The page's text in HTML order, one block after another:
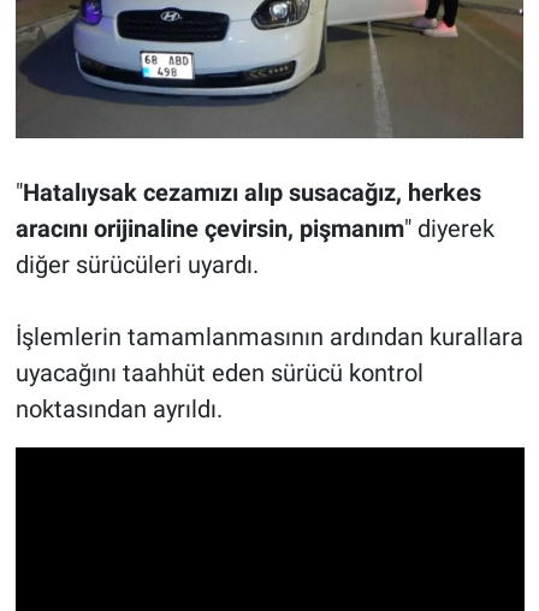
"Hatalıysak cezamızı alıp susacağız, herkes
aracını orijinaline çevirsin, pişmanım" diyerek
diğer sürücüleri uyardı.
İşlemlerin tamamlanmasının ardından kurallara
uyacağını taahhüt eden sürücü kontrol
noktasından ayrıldı.